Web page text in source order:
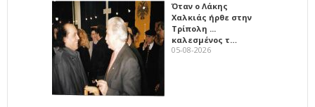
Όταν ο Λάκης
Χαλκιάς ήρθε στην
Τρίπολη ...
καλεσμένος τ…
05-08-2026